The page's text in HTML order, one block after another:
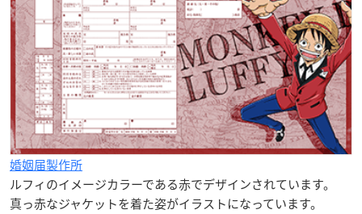
婚姻届製作所
ルフィのイメージカラーである赤でデザインされています。
真っ赤なジャケットを着た姿がイラストになっています。